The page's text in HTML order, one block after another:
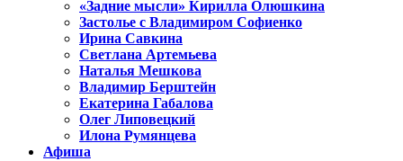
«Задние мысли» Кирилла Олюшкина
Застолье с Владимиром Софиенко
Ирина Савкина
Светлана Артемьева
Наталья Мешкова
Владимир Берштейн
Екатерина Габалова
Олег Липовецкий
Илона Румянцева
Афиша